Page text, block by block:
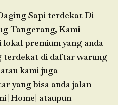
Sapi terdekat Di
Tangerang, Kami
premium yang anda
terdekat di daftar warung
kami juga
yang bisa anda jalan
[Home] ataupun